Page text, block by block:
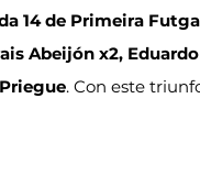
14 de Primeira
Abeijón x2,
. Con este